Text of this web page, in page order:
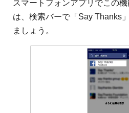
スマートフォンアプリでこの
は、検索バーで「Say Thanks
ましょう。